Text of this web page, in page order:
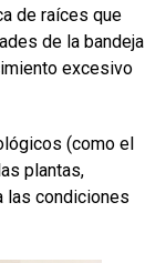
de raíces que
de la bandeja
excesivo
(como el
plantas,
las condiciones